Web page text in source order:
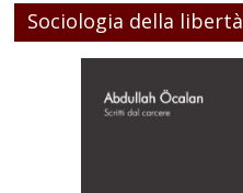
Sociologia della libertà